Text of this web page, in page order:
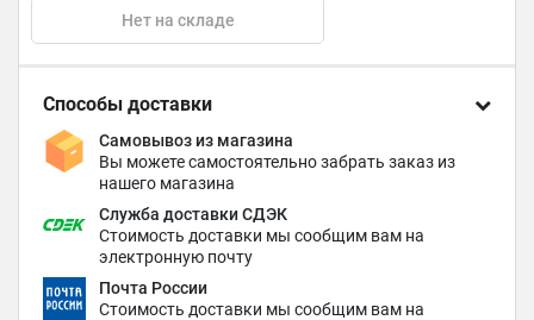
Нет на складе
Способы доставки
Самовывоз из магазина
Вы можете самостоятельно забрать заказ из
нашего магазина
Служба доставки СДЭК
Стоимость доставки мы сообщим вам на
электронную почту
Почта России
Стоимость доставки мы сообщим вам на